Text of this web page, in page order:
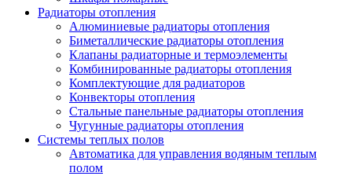
Радиаторы отопления
Алюминиевые радиаторы отопления
Биметаллические радиаторы отопления
Клапаны радиаторные и термоэлементы
Комбинированные радиаторы отопления
Комплектующие для радиаторов
Конвекторы отопления
Стальные панельные радиаторы отопления
Чугунные радиаторы отопления
Системы теплых полов
Автоматика для управления водяным теплым
полом